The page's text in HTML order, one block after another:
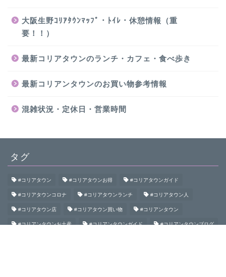
大阪生野ｺﾘｱﾀｳﾝﾏｯﾌﾟ・ﾄｲﾚ・休憩情報（重
要！！）
最新コリアタウンのランチ・カフェ・食べ歩き
最新コリアンタウンのお買い物参考情報
混雑状況・定休日・営業時間
タグ
#コリアタウン #コリアタウンお得 #コリアタウンガイド
#コリアタウンコロナ #コリアタウンランチ #コリアタウン人
#コリアタウン店 #コリアタウン買い物 #コリアンタウン
#コリアンタウンお土産 #コリアンタウンガイド #コリアンタウンブログ